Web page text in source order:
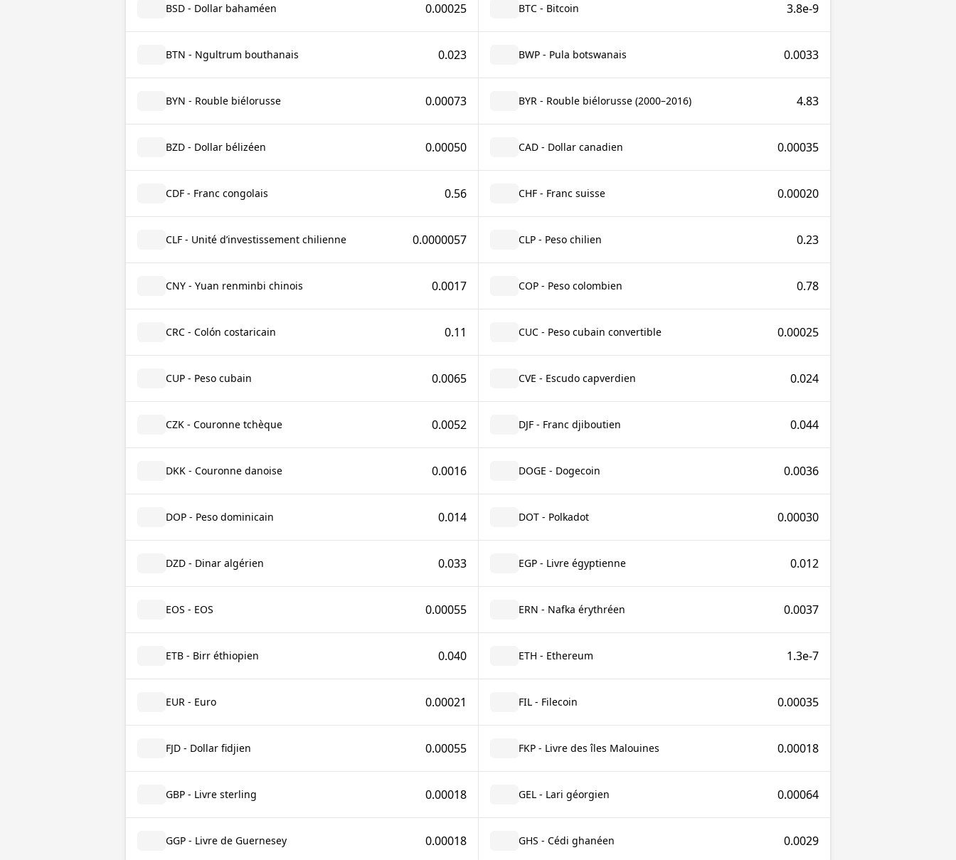
BSD - Dollar bahaméen 0.00025 BTC - Bitcoin 3.8e-9
BTN - Ngultrum bouthanais 0.023 BWP - Pula botswanais 0.0033
BYN - Rouble biélorusse 0.00073 BYR - Rouble biélorusse (2000–2016) 4.83
BZD - Dollar bélizéen 0.00050 CAD - Dollar canadien 0.00035
CDF - Franc congolais 0.56 CHF - Franc suisse 0.00020
CLF - Unité d’investissement chilienne 0.0000057 CLP - Peso chilien 0.23
CNY - Yuan renminbi chinois 0.0017 COP - Peso colombien 0.78
CRC - Colón costaricain 0.11 CUC - Peso cubain convertible 0.00025
CUP - Peso cubain 0.0065 CVE - Escudo capverdien 0.024
CZK - Couronne tchèque 0.0052 DJF - Franc djiboutien 0.044
DKK - Couronne danoise 0.0016 DOGE - Dogecoin 0.0036
DOP - Peso dominicain 0.014 DOT - Polkadot 0.00030
DZD - Dinar algérien 0.033 EGP - Livre égyptienne 0.012
EOS - EOS 0.00055 ERN - Nafka érythréen 0.0037
ETB - Birr éthiopien 0.040 ETH - Ethereum 1.3e-7
EUR - Euro 0.00021 FIL - Filecoin 0.00035
FJD - Dollar fidjien 0.00055 FKP - Livre des îles Malouines 0.00018
GBP - Livre sterling 0.00018 GEL - Lari géorgien 0.00064
GGP - Livre de Guernesey 0.00018 GHS - Cédi ghanéen 0.0029